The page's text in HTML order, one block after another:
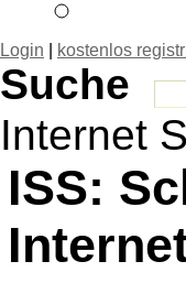
Login kostenlos
Suche
Internet
ISS: